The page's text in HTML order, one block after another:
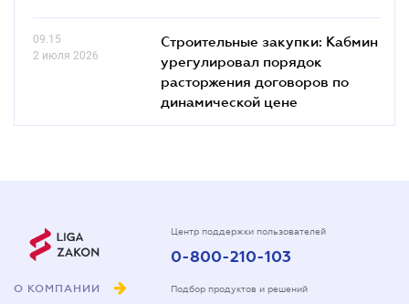
09.15
2 июля 2026
Строительные закупки: Кабмин
урегулировал порядок
расторжения договоров по
динамической цене
О КОМПАНИИ
Центр поддержки пользователей
0-800-210-103
Подбор продуктов и решений